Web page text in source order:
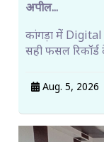
अपील...
कांगड़ा में
सही फसल रिकॉर्ड
Aug. 5, 2026